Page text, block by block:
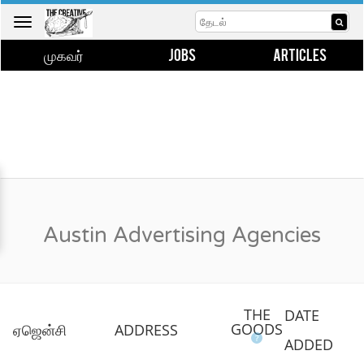
Toggle
navigation
முகவர் JOBS ARTICLES
Austin Advertising Agencies
ஏஜென்சி ADDRESS
THE
GOODS
?
DATE
ADDED